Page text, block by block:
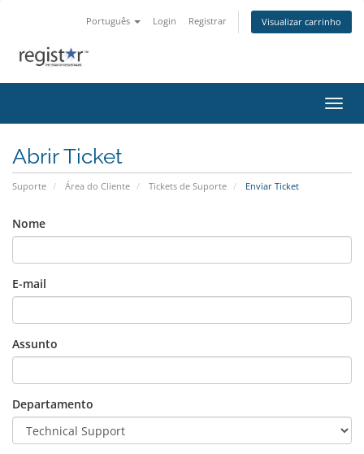
Português Login Registrar Visualizar carrinho
Abrir Ticket
Suporte Área do Cliente Tickets de Suporte Enviar Ticket
Nome
E-mail
Assunto
Departamento